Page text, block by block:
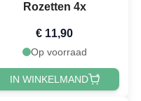
Rozetten 4x
€ 11,90
Op voorraad
IN WINKELMAND